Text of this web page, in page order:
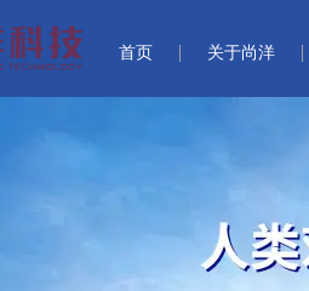
首页 关于尚洋